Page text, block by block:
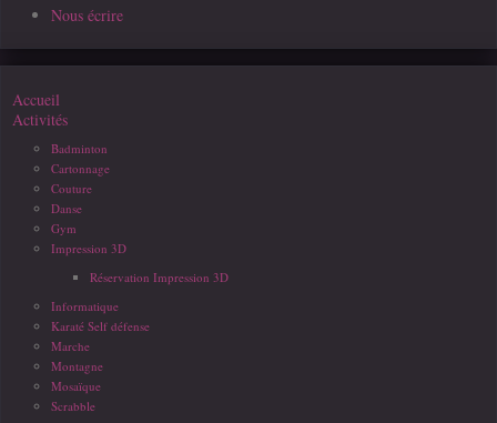
Nous écrire
Accueil
Activités
Badminton
Cartonnage
Couture
Danse
Gym
Impression 3D
Réservation Impression 3D
Informatique
Karaté Self défense
Marche
Montagne
Mosaïque
Scrabble